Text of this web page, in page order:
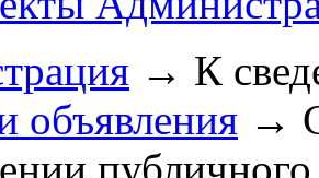
→ К
объявления →